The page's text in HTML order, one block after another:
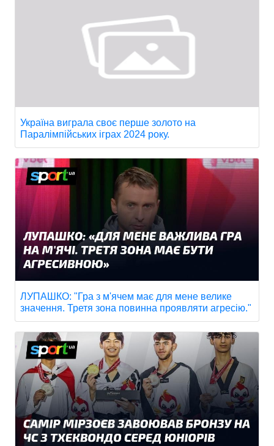
Україна виграла своє перше золото на
Паралімпійських іграх 2024 року.
ЛУПАШКО: "Гра з м'ячем має для мене велике
значення. Третя зона повинна проявляти агресію."